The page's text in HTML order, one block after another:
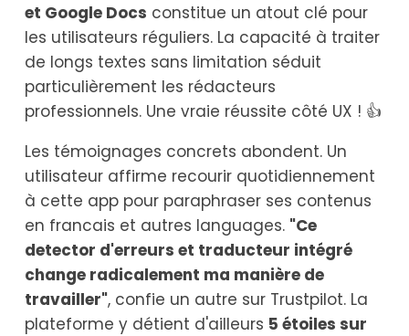
et Google Docs constitue un atout clé pour
les utilisateurs réguliers. La capacité à traiter
de longs textes sans limitation séduit
particulièrement les rédacteurs
professionnels. Une vraie réussite côté UX ! 👍
Les témoignages concrets abondent. Un
utilisateur affirme recourir quotidiennement
à cette app pour paraphraser ses contenus
en francais et autres languages. "Ce
detector d'erreurs et traducteur intégré
change radicalement ma manière de
travailler", confie un autre sur Trustpilot. La
plateforme y détient d'ailleurs 5 étoiles sur